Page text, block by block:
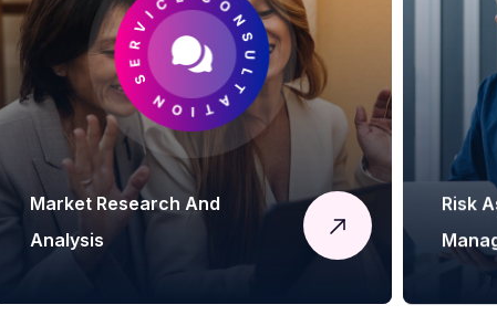
Market Research And
Analysis
Risk